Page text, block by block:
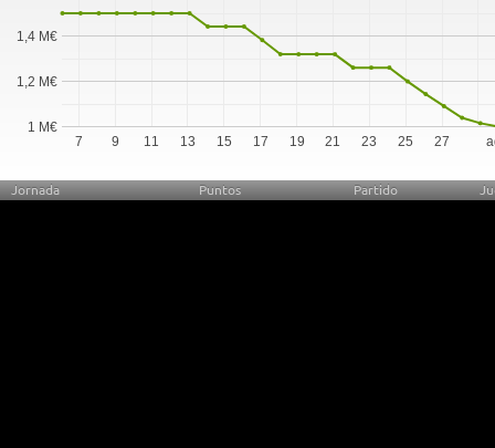
7 9 11 13 15 17 19 21 23 25 27
1 M€
1,2 M€
1,4 M€
Jornada Puntos Partido